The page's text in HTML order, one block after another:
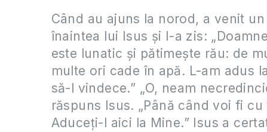
Când au ajuns la norod, a venit
înaintea lui Isus şi I-a zis:
este lunatic şi pătimeşte rău: de
multe ori cade în apă. L-am adus
să-l vindece.” „O, neam
răspuns Isus. „Până când voi fi
Aduceţi-l aici la Mine.” Isus a